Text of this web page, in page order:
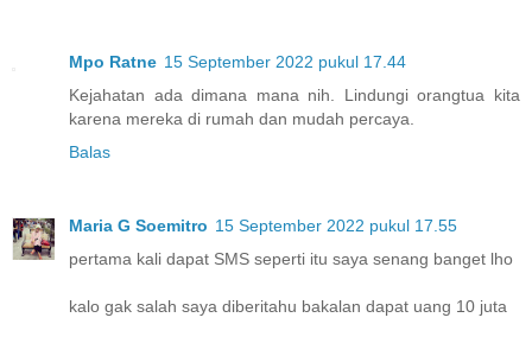
Mpo Ratne 15 September 2022 pukul 17.44
Kejahatan ada dimana mana nih. Lindungi orangtua kita
karena mereka di rumah dan mudah percaya.
Balas
Maria G Soemitro 15 September 2022 pukul 17.55
pertama kali dapat SMS seperti itu saya senang banget lho
kalo gak salah saya diberitahu bakalan dapat uang 10 juta